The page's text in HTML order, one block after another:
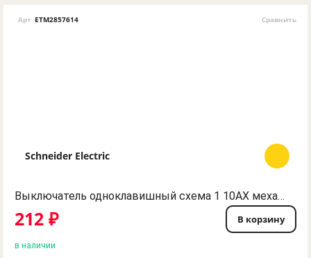
Арт ETM2857614 Сравнить
Schneider Electric
Выключатель одноклавишный схема 1 10AX механизм белый ATN000111 ATLASDESIGN Schneider Electric
212 ₽ В корзину
в наличии